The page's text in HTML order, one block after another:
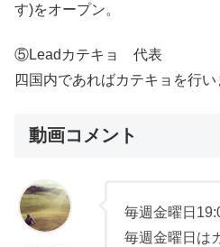
す)をオープン。
⑤Leadカテキョ 代表
四国内であればカテキョを行い
動画コメント
毎週金曜日
毎週金曜日は